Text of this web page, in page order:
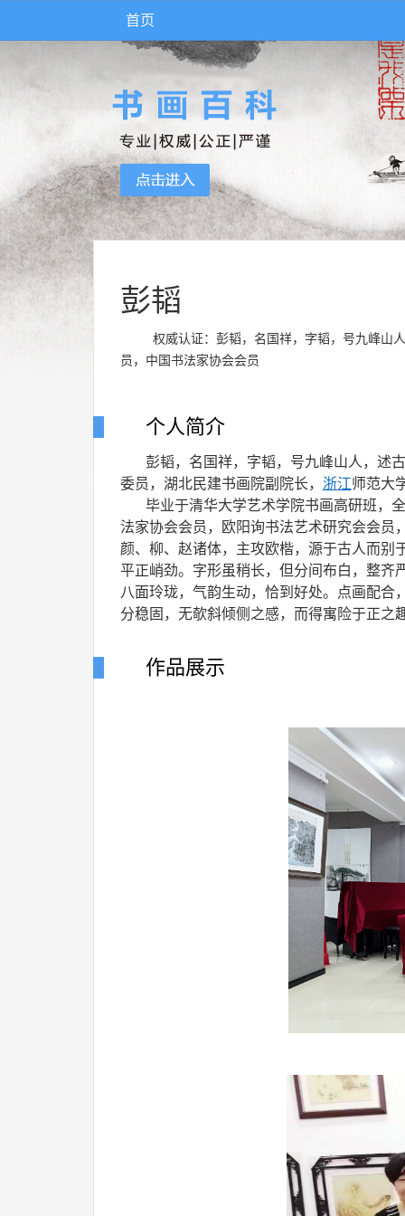
首页
彭韬
权威认证：彭韬，名国祥，字韬，号九峰山
员，中国书法家协会会员
个人简介
彭韬，名国祥，字韬，号九峰山人，述
委员， 湖北民建书画院副院长， 浙江师范大
毕业于清华大学艺术学院书画高研班，
法家协会会员，欧阳询书法艺术研究会会员
颜、柳、赵诸体，主攻欧楷，源于古人而别
平正峭劲。字形虽稍长，但分间布白，整齐
八面玲珑，气韵生动，恰到好处。点画配
分稳固，无欹斜倾侧之感，而得寓险于正之
作品展示